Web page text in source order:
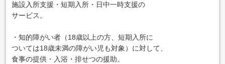
施設入所支援・短期入所・日中一時支援の
サービス。
・知的障がい者（18歳以上の方、短期入所に
ついては18歳未満の障がい児も対象）に対して、
食事の提供・入浴・排せつの援助。